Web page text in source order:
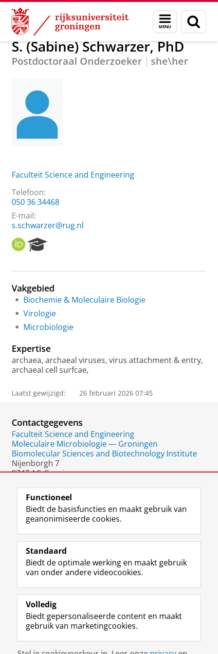
Skip
Content
Skip
Navigation
Menu
en
zoeken
Over ons S. (Sabine) Schwarzer, PhD
S. (Sabine) Schwarzer, PhD
Postdoctoraal Onderzoeker she\her
Faculteit Science and Engineering
Telefoon:
050 36 34468
E-mail:
s.schwarzer@rug.nl
O
R
I
e
r
c
h
P
o
t
a
l
Vakgebied
Biochemie & Moleculaire Biologie
Virologie
Microbiologie
Expertise
archaea, archaeal viruses, virus attachment & entry,
archaeal cell surfcae,
Laatst gewijzigd: 26 februari 2026 07:45
Contactgegevens
Faculteit Science and Engineering
Moleculaire Microbiologie — Groningen
Biomolecular Sciences and Biotechnology Institute
Nijenborgh 7
9747 AG Groningen
Volg de RUG
F
a
e
b
o
p
a
i
L
i
k
e
I
-
p
g
R
S
-
f
e
R
k
I
n
t
r
m
c
Y
o
T
e
k
a
Studiekiezers
Alumni
Over ons
Disclaimer & Copyright
Functioneel
Biedt de basisfuncties en maakt gebruik van
geanonimiseerde cookies.
Standaard
Biedt de optimale werking en maakt gebruik
van onder andere videocookies.
Volledig
Biedt gepersonaliseerde content en maakt
gebruik van marketingcookies.